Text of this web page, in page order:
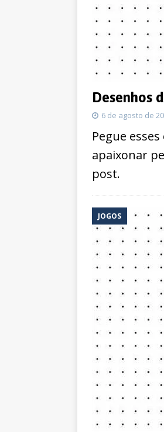
Desenhos
6 de agosto de
Pegue
apaixonar
post.
JOGOS